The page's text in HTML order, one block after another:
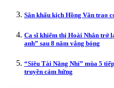
Sân khấu kịch Hồng Vân trao
Ca sĩ khiếm thị Hoài Nhân trở
anh” sau 8 năm vắng bóng
“Siêu Tài Năng Nhí” mùa 5
truyền cảm hứng